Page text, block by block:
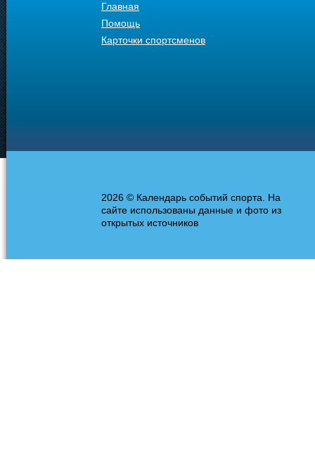
Главная
Помощь
Карточки спортсменов
2026 © Календарь событий спорта. На
сайте использованы данные и фото из
открытых источников